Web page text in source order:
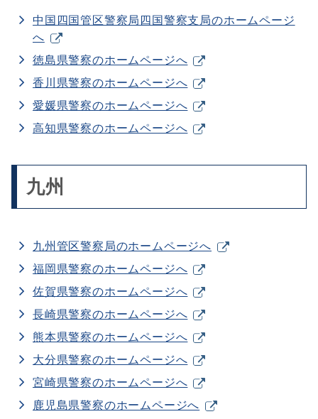
中国四国管区警察局四国警察支局のホームページ
へ
徳島県警察のホームページへ
香川県警察のホームページへ
愛媛県警察のホームページへ
高知県警察のホームページへ
九州
九州管区警察局のホームページへ
福岡県警察のホームページへ
佐賀県警察のホームページへ
長崎県警察のホームページへ
熊本県警察のホームページへ
大分県警察のホームページへ
宮崎県警察のホームページへ
鹿児島県警察のホームページへ